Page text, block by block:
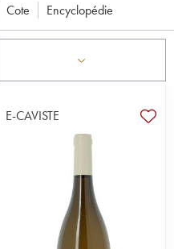
Cote Encyclopédie
E-CAVISTE